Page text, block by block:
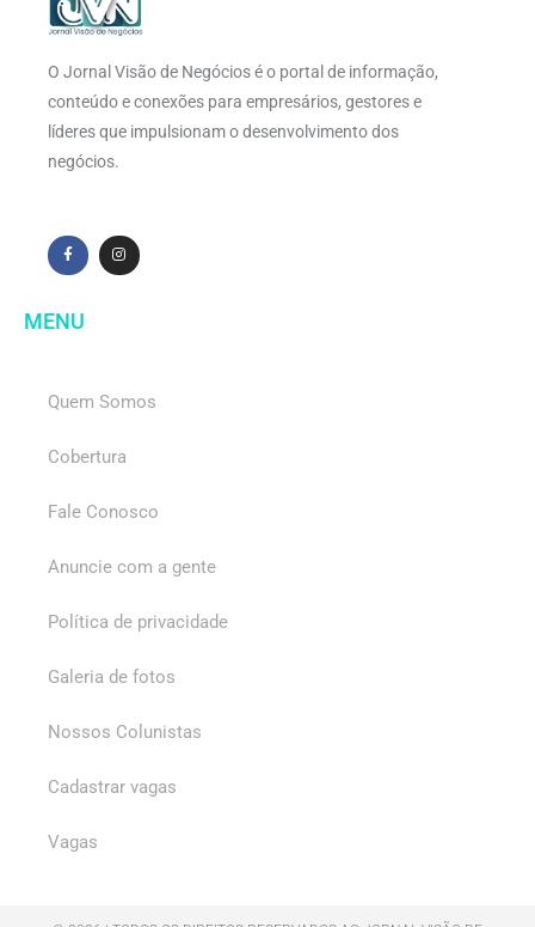
O Jornal Visão de Negócios é o portal de informação,
conteúdo e conexões para empresários, gestores e
líderes que impulsionam o desenvolvimento dos
negócios.
MENU
Quem Somos
Cobertura
Fale Conosco
Anuncie com a gente
Política de privacidade
Galeria de fotos
Nossos Colunistas
Cadastrar vagas
Vagas